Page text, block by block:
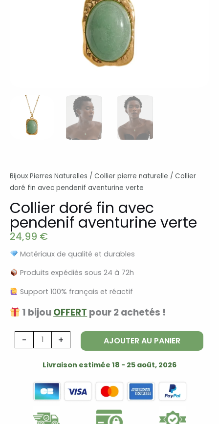
Bijoux Pierres Naturelles / Collier pierre naturelle / Collier
doré fin avec pendenif aventurine verte
Collier doré fin avec
pendenif aventurine verte
24,99 €
Matériaux de qualité et durables
Produits expédiés sous 24 à 72h
Support 100% français et réactif
1 bijouOFFERT pour 2 achetés !
-
quantité
de
pendenif
+ AJOUTER AU PANIER
Livraison estimée 18 - 25 août, 2026